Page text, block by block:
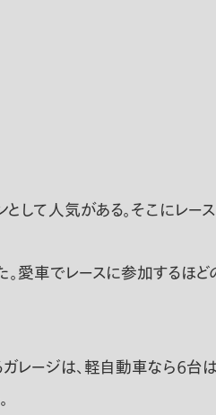
人気がある。そこにレー
でレースに参加するほど
ージは、軽自動車なら６台